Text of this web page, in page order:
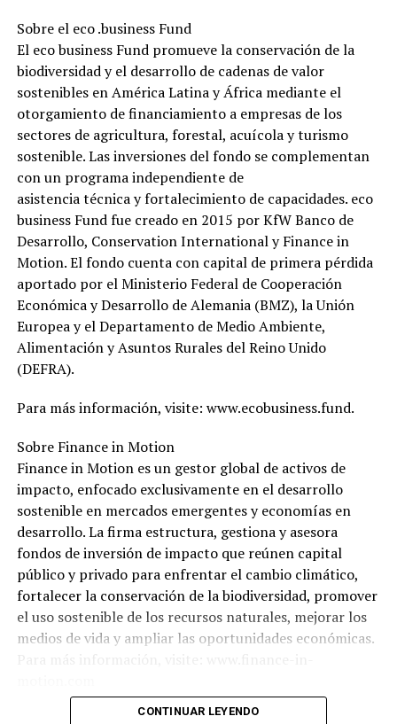
Sobre el eco .business Fund
El eco business Fund promueve la conservación de la
biodiversidad y el desarrollo de cadenas de valor
sostenibles en América Latina y África mediante el
otorgamiento de financiamiento a empresas de los
sectores de agricultura, forestal, acuícola y turismo
sostenible. Las inversiones del fondo se complementan
con un programa independiente de
asistencia técnica y fortalecimiento de capacidades. eco
business Fund fue creado en 2015 por KfW Banco de
Desarrollo, Conservation International y Finance in
Motion. El fondo cuenta con capital de primera pérdida
aportado por el Ministerio Federal de Cooperación
Económica y Desarrollo de Alemania (BMZ), la Unión
Europea y el Departamento de Medio Ambiente,
Alimentación y Asuntos Rurales del Reino Unido
(DEFRA).
Para más información, visite: www.ecobusiness.fund.
Sobre Finance in Motion
Finance in Motion es un gestor global de activos de
impacto, enfocado exclusivamente en el desarrollo
sostenible en mercados emergentes y economías en
desarrollo. La firma estructura, gestiona y asesora
fondos de inversión de impacto que reúnen capital
público y privado para enfrentar el cambio climático,
fortalecer la conservación de la biodiversidad, promover
el uso sostenible de los recursos naturales, mejorar los
medios de vida y ampliar las oportunidades económicas.
CONTINUAR LEYENDO